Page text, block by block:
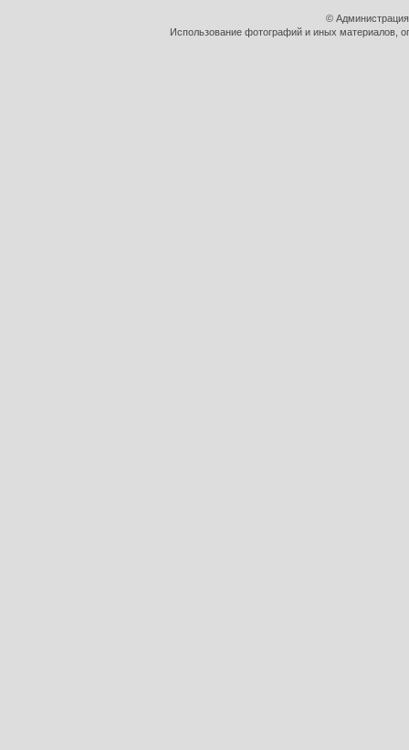
©
Использование фотографий и иных материалов,